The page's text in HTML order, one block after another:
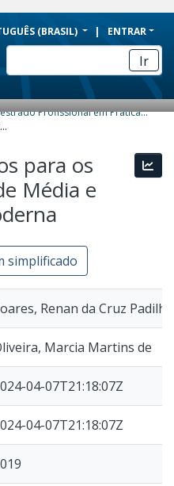
(BRASIL) ENTRAR
Ir
Mestrado Profissional em Práticas de Educação Básica (MPPEB) - Produtos Educacionais
Gamificação e jogos para os conteúdos de Idade Média e início da Idade Moderna
para os
Média e
simplificado
Renan da Cruz Padilha
Marcia Martins de
04-07T21:18:07Z
04-07T21:18:07Z